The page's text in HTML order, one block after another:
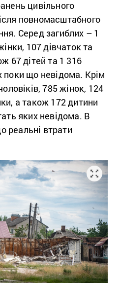
цивільного
повномасштабного
Серед загиблих – 1
107 дівчаток та
67 дітей та 1 316
поки що невідома. Крім
785 жінок, 124
а також 172 дитини
яких невідома. В
втрати